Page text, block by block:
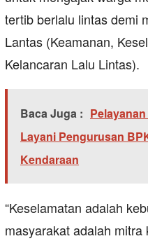
tertib berlalu lintas demi
Lantas (Keamanan,
Kelancaran Lalu Lintas).
Baca Juga :
Layani Pengurusan
Kendaraan
“Keselamatan adalah
masyarakat adalah